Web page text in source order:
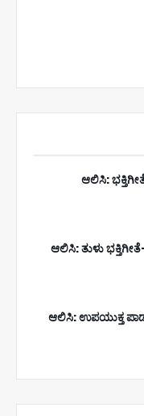
ಆಲಿಸಿ:
ಆಲಿಸಿ: ತುಳು
ಆಲಿಸಿ: ಉಪಯುಕ್ತ